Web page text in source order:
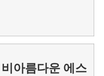
비아름다운 에스